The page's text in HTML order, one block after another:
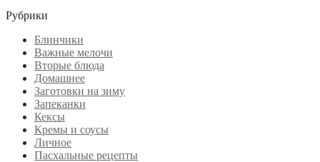
Рубрики
Блинчики
Важные мелочи
Вторые блюда
Домашнее
Заготовки на зиму
Запеканки
Кексы
Кремы и соусы
Личное
Пасхальные рецепты